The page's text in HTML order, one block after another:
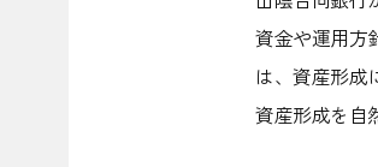
資金や運用方
は、資産形成
資産形成を自